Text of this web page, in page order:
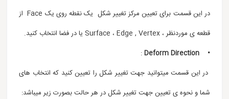
در این قسمت برای تعیین مرکز تغییر شکل یک نقطه روی یک Face از
قطعه ی موردنظر ، Surface ، Edge , Vertex یا در فضا انتخاب کنید.
• Deform Direction
:
در این قسمت میتوانید جهت تغییر شکل را تعیین کنید که انتخاب های
شما و نحوه ی تعیین جهت تغییر شکل در هر حالت بصورت زیر میباشد: